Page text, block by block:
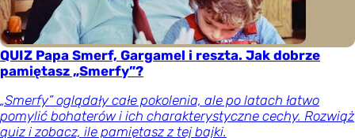
QUIZ Papa Smerf, Gargamel i reszta. Jak dobrze
pamiętasz „Smerfy”?
„Smerfy” oglądały całe pokolenia, ale po latach łatwo
pomylić bohaterów i ich charakterystyczne cechy. Rozwiąż
quiz i zobacz, ile pamiętasz z tej bajki.